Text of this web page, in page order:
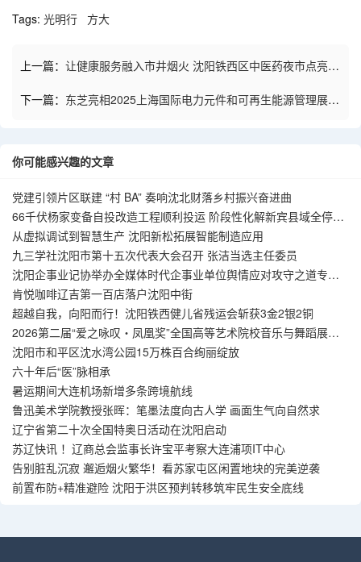
Tags: 光明行 方大
上一篇： 让健康服务融入市井烟火 沈阳铁西区中医药夜市点亮民
生温度
下一篇： 东芝亮相2025上海国际电力元件和可再生能源管理展览
你可能感兴趣的文章
党建引领片区联建 “村 BA” 奏响沈北财落乡村振兴奋进曲
66千伏杨家变备自投改造工程顺利投运 阶段性化解新宾县域全停风
险
从虚拟调试到智慧生产 沈阳新松拓展智能制造应用
九三学社沈阳市第十五次代表大会召开 张洁当选主任委员
沈阳企事业记协举办全媒体时代企事业单位舆情应对攻守之道专题
讲座
肯悦咖啡辽吉第一百店落户沈阳中街
超越自我，向阳而行！沈阳铁西健儿省残运会斩获3金2银2铜
2026第二届“爱之咏叹・凤凰奖”全国高等艺术院校音乐与舞蹈展演
季在沈阳圆满落幕
沈阳市和平区沈水湾公园15万株百合绚丽绽放
六十年后“医”脉相承
暑运期间大连机场新增多条跨境航线
鲁迅美术学院教授张晖：笔墨法度向古人学 画面生气向自然求
辽宁省第二十次全国特奥日活动在沈阳启动
苏辽快讯 ！辽商总会监事长许宝平考察大连浦项IT中心
告别脏乱沉寂 邂逅烟火繁华！看苏家屯区闲置地块的完美逆袭
前置布防+精准避险 沈阳于洪区预判转移筑牢民生安全底线